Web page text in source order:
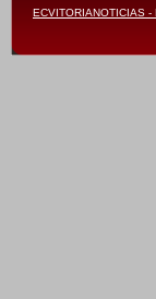
ECVITORIANOTICIAS